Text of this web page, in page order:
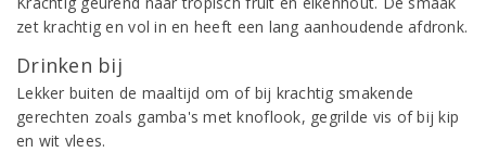
zet krachtig en vol in en heeft een lang aanhoudende afdronk.
Drinken bij
Lekker buiten de maaltijd om of bij krachtig smakende
gerechten zoals gamba's met knoflook, gegrilde vis of bij kip
en wit vlees.